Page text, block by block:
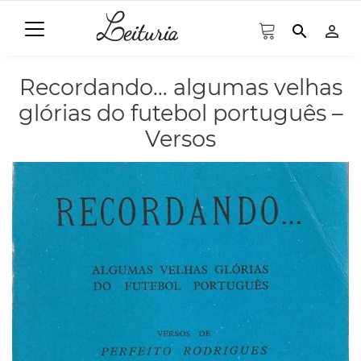
search person_outline
Recordando… algumas velhas
glórias do futebol português –
Versos